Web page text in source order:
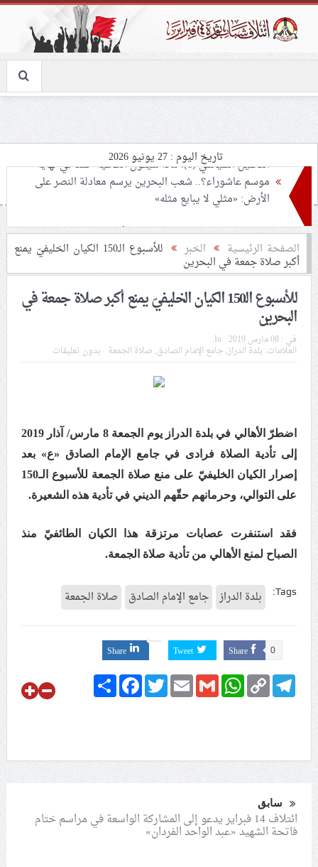
تاريخ اليوم : 27 يونيو 2026
نسائيّة ائتلاف 14 فبراير: اعتقال «الأستاذة فاطمة هارون»
يأتي في سياق الحرب على شيعة البحرين
لجنة مراسم الوداع والتشييع ومواراة الجثمان للإمام الشهيد
السيّد علي الحسيني الخامنئي تنشر تفاصيل التشييع في
إيران والعراق
تحذيرات من استغلال الأوضاع في غزّة لإشعال صراعات
داخليّة تخدم الاحتلال
55 مأتمًا وحسينيّة يعترضون على الإجراءات القمعيّة للنظام
في موسم عاشوراء
النظام الخليفيّ يدسّ عيونه بين المشاركين في مواكب العزاء
ويعتقل العشرات من الشبّان
الموقف الأسبوعيّ: شعب البحرين سيقطع الأيدي التي تنال
من شعائر عاشوراء.. ولن يساوم على هويّته وقيمه في
مقال: عاشوراء البحرين… ميدان جهاد بالكلمة
الفقيه القائد قاسم: لن تقتلوا الحسين.. إنّ الحسين سيقتل
طاغوتيّتكم
الصفحة الرئيسية الخبر للأسبوع الـ150 الكيان الخليفيّ يمنع
أكبر صلاة جمعة في البحرين
للأسبوع الـ150 الكيان الخليفيّ يمنع أكبر صلاة جمعة في
البحرين
في :08 مارس 2019 In:
العلامات: بلدة الدراز, جامع الإمام الصادق, صلاة الجمعة بدون تعليقات
اضطرّ الأهالي في بلدة الدراز يوم الجمعة 8 مارس/ آذار 2019
إلى تأدية الصلاة فرادى في جامع الإمام الصادق «ع» بعد
إصرار الكيان الخليفيّ على منع صلاة الجمعة للأسبوع الـ150
على التوالي، وحرمانهم حقّهم الديني في تأدية هذه الشعيرة.
فقد استنفرت عصابات مرتزقة هذا الكيان الطائفيّ منذ
الصباح لمنع الأهالي من تأدية صلاة الجمعة.
Tags: بلدة الدراز جامع الإمام الصادق صلاة الجمعة
Share 0
Tweet
Share
ShareFacebookTwitterEmailGmail
WhatsApp Copy
Link
Telegram
سابق
ائتلاف 14 فبراير يدعو إلى المشاركة الواسعة في مراسم ختام
فاتحة الشهيد «عبد الواحد الفردان»